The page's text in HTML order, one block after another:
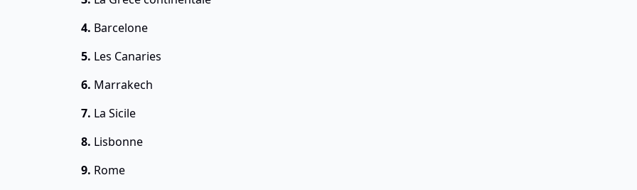
4. Barcelone
5. Les Canaries
6. Marrakech
7. La Sicile
8. Lisbonne
9. Rome